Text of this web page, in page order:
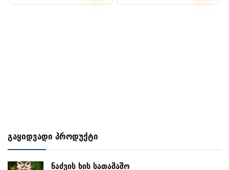
270₾
გაყიდვადი პროდუქტი
ნაძვის ხის სათამაშო